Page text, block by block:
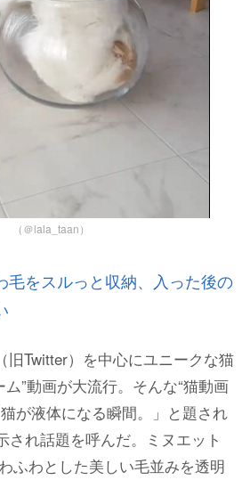
（＠lala_taan）
をスルっと収納、入った後の
旧Twitter）を中心にユニークな猫
”動画が大流行。そんな“猫動画
が液体になる瞬間。」と題され
され話題を呼んだ。ミヌエット
ふわとした美しい毛並みを透明